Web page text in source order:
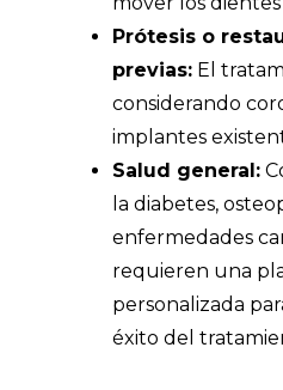
Prótesis o
previas: El
considerando
implantes
Salud general:
la diabetes,
enfermedades
requieren una
personalizada
éxito del